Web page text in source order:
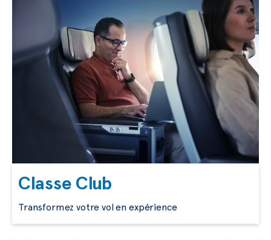
Classe Club
Transformez votre vol en expérience